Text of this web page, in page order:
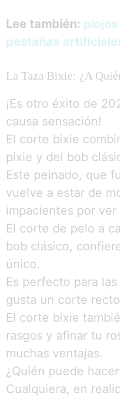
Lee también:
pestañas
La Taza Bixie: ¿A
¡Es otro éxito de
causa sensación!
El corte bixie
pixie y del bob
Este peinado, que
vuelve a estar de
impacientes por
El corte de pelo a
bob clásico,
único.
Es perfecto para
gusta un corte
El corte bixie
rasgos y afinar tu
muchas ventajas.
¿Quién puede
Cualquiera, en